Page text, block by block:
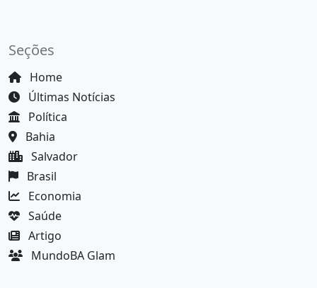
Seções
Home
Últimas Notícias
Política
Bahia
Salvador
Brasil
Economia
Saúde
Artigo
MundoBA Glam